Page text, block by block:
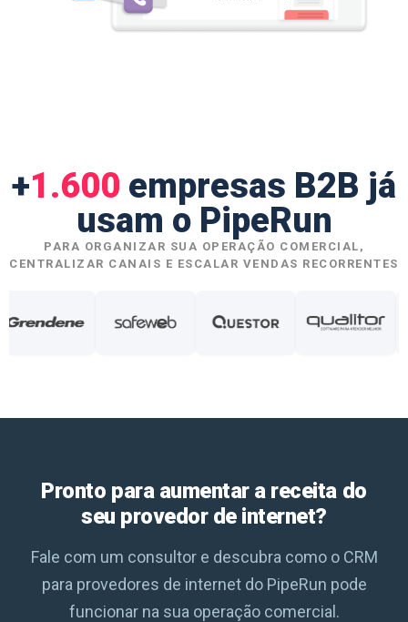
+1.600 empresas B2B já
usam o PipeRun
PARA ORGANIZAR SUA OPERAÇÃO COMERCIAL,
CENTRALIZAR CANAIS E ESCALAR VENDAS RECORRENTES
Pronto para aumentar a receita do
seu provedor de internet?
Fale com um consultor e descubra como o CRM
para provedores de internet do PipeRun pode
funcionar na sua operação comercial.